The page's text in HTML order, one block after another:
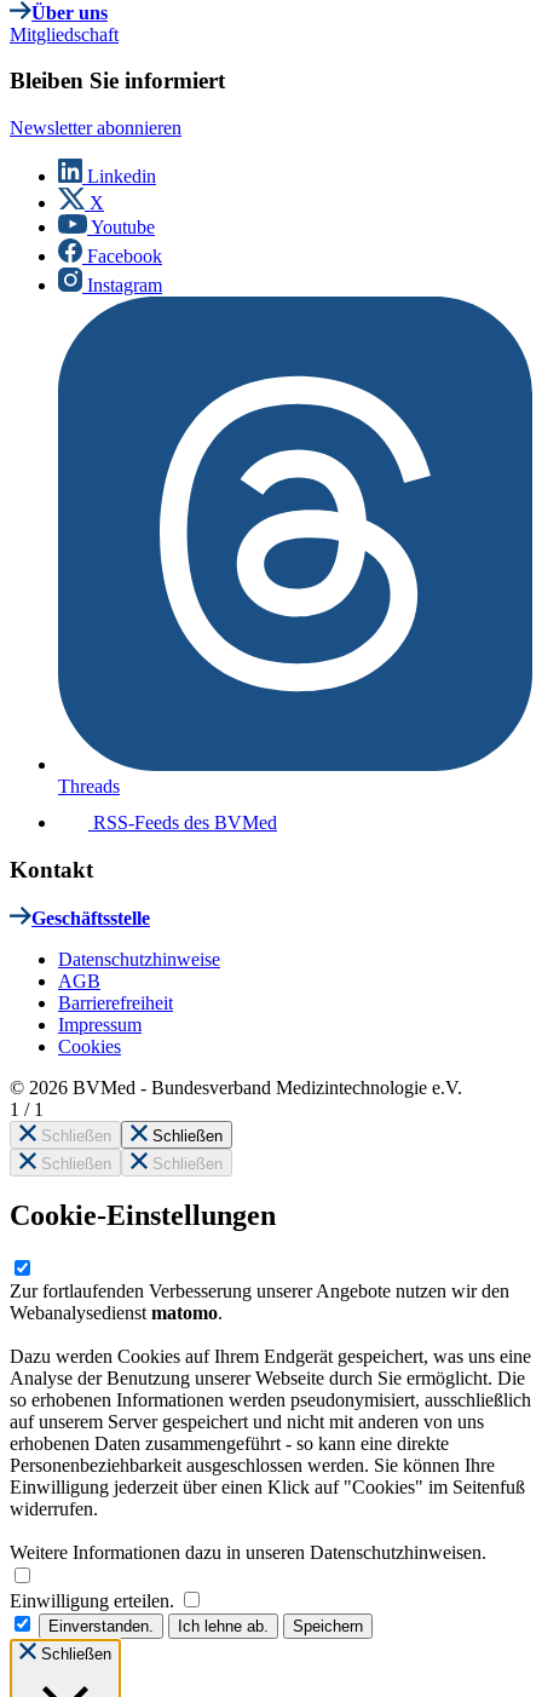
Über uns
Mitgliedschaft
Bleiben Sie informiert
Newsletter abonnieren
Linkedin
X
Youtube
Facebook
Instagram
Threads
RSS-Feeds des BVMed
Kontakt
Geschäftsstelle
Datenschutzhinweise
AGB
Barrierefreiheit
Impressum
Cookies
© 2026 BVMed - Bundesverband Medizintechnologie e.V.
1 / 1
Schließen
Schließen
Schließen
Schließen
Cookie-Einstellungen
Zur fortlaufenden Verbesserung unserer Angebote nutzen wir den
Webanalysedienst matomo.
Dazu werden Cookies auf Ihrem Endgerät gespeichert, was uns eine
Analyse der Benutzung unserer Webseite durch Sie ermöglicht. Die
so erhobenen Informationen werden pseudonymisiert, ausschließlich
auf unserem Server gespeichert und nicht mit anderen von uns
erhobenen Daten zusammengeführt - so kann eine direkte
Personenbeziehbarkeit ausgeschlossen werden. Sie können Ihre
Einwilligung jederzeit über einen Klick auf "Cookies" im Seitenfuß
widerrufen.
Weitere Informationen dazu in unseren Datenschutzhinweisen.
Einwilligung erteilen.
Einverstanden. Ich lehne ab.
Speichern
Schließen